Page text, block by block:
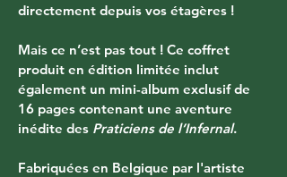
directement depuis vos étagères !
Mais ce n’est pas tout ! Ce coffret
produit en édition limitée inclut
également un mini-album exclusif de
16 pages contenant une aventure
inédite des Praticiens de l’Infernal.
Fabriquées en Belgique par l'artiste